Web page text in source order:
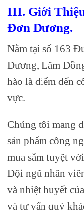
III. Giới
Đơn Dương.
Nằm tại số 163
Dương, Lâm
hào là điểm đến
vực.
Chúng tôi mang
sản phẩm công
mua sắm tuyệt
Đội ngũ nhân
và nhiệt huyết
và tư vấn quý